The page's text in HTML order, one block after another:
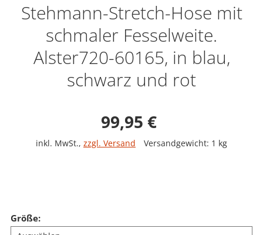
Stehmann-Stretch-Hose mit
schmaler Fesselweite.
Alster720-60165, in blau,
schwarz und rot
Verkaufspreis:
99,95 €
inkl. MwSt., zzgl. Versand Versandgewicht: 1 kg
Größe: